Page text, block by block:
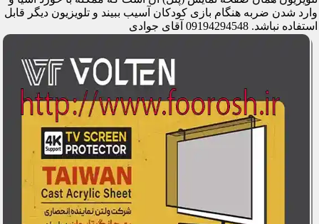
وارد شدن ضربه هنگام بازی کودکان آسیب ببیند و تلویزیون دیگر قابل
استفاده نباشد. 09194294548 آقای جوادی